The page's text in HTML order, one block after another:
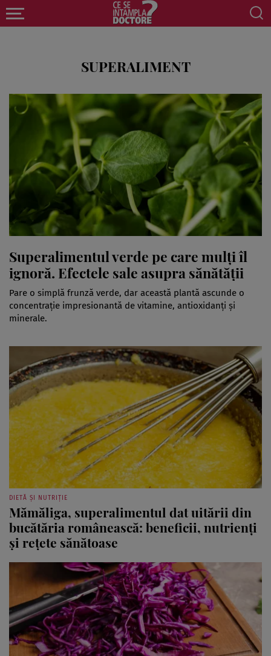
SUPERALIMENT
Superalimentul verde pe care mulți îl
ignoră. Efectele sale asupra sănătății
Pare o simplă frunză verde, dar această plantă ascunde o
concentrație impresionantă de vitamine, antioxidanți și
minerale.
DIETĂ ȘI NUTRIȚIE
Mămăliga, superalimentul dat uitării din
bucătăria românească: beneficii, nutrienți
și rețete sănătoase